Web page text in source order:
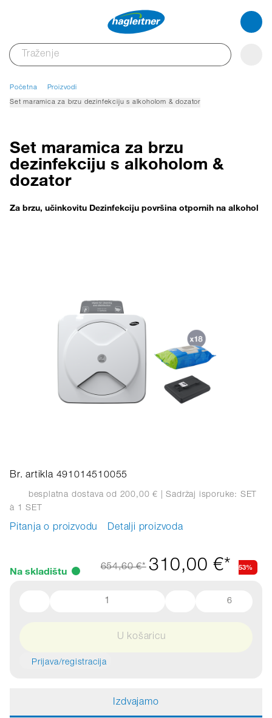
Početna Proizvodi
Set maramica za brzu dezinfekciju s alkoholom & dozator
Set maramica za brzu
dezinfekciju s alkoholom &
dozator
Za brzu, učinkovitu Dezinfekciju površina otpornih na alkohol
Br. artikla 491014510055
besplatna dostava od 200,00 € | Sadržaj isporuke: SET
à 1 SET
Pitanja o proizvodu Detalji proizvoda
Na skladištu 654,60 €* 310,00 €* 53%
6
U košaricu
Prijava/registracija
Izdvajamo